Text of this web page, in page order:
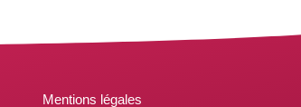
Mentions légales